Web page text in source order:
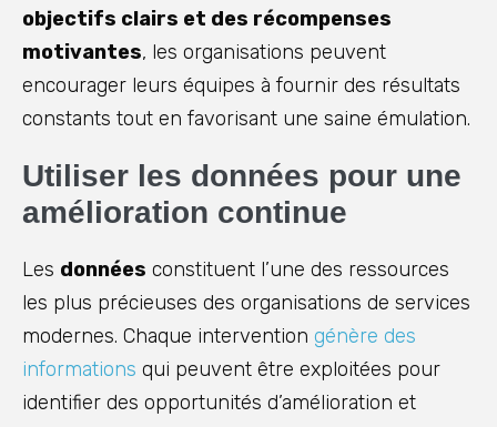
objectifs clairs et des récompenses
motivantes, les organisations peuvent
encourager leurs équipes à fournir des résultats
constants tout en favorisant une saine émulation.
Utiliser les données pour une
amélioration continue
Les données constituent l’une des ressources
les plus précieuses des organisations de services
modernes. Chaque intervention génère des
informations qui peuvent être exploitées pour
identifier des opportunités d’amélioration et